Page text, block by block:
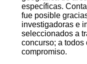
específicas.
fue posible
investigadoras e
seleccionados a
concurso; a todos
compromiso.